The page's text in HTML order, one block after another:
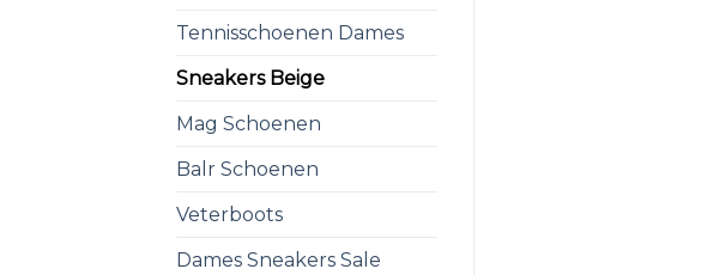
Tennisschoenen Dames
Sneakers Beige
Mag Schoenen
Balr Schoenen
Veterboots
Dames Sneakers Sale